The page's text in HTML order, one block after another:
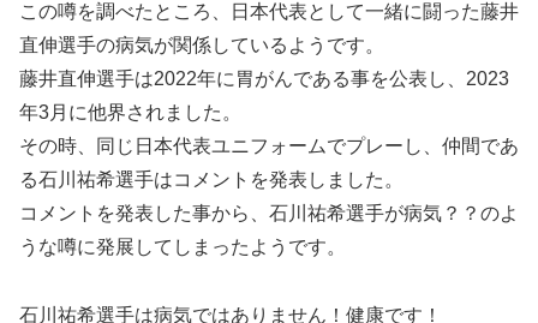
この噂を調べたところ、日本代表として一緒に闘った藤井
直伸選手の病気が関係しているようです。
藤井直伸選手は2022年に胃がんである事を公表し、2023
年3月に他界されました。
その時、同じ日本代表ユニフォームでプレーし、仲間であ
る石川祐希選手はコメントを発表しました。
コメントを発表した事から、石川祐希選手が病気？？のよ
うな噂に発展してしまったようです。
石川祐希選手は病気ではありません！健康です！